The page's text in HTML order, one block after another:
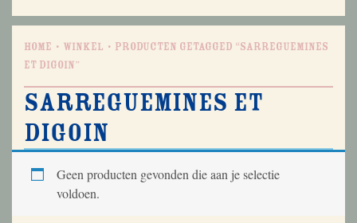
Home Winkel
Producten getagged “Sarreguemines
et Digoin”
Sarreguemines et
Digoin
Geen producten gevonden die aan je selectie
voldoen.